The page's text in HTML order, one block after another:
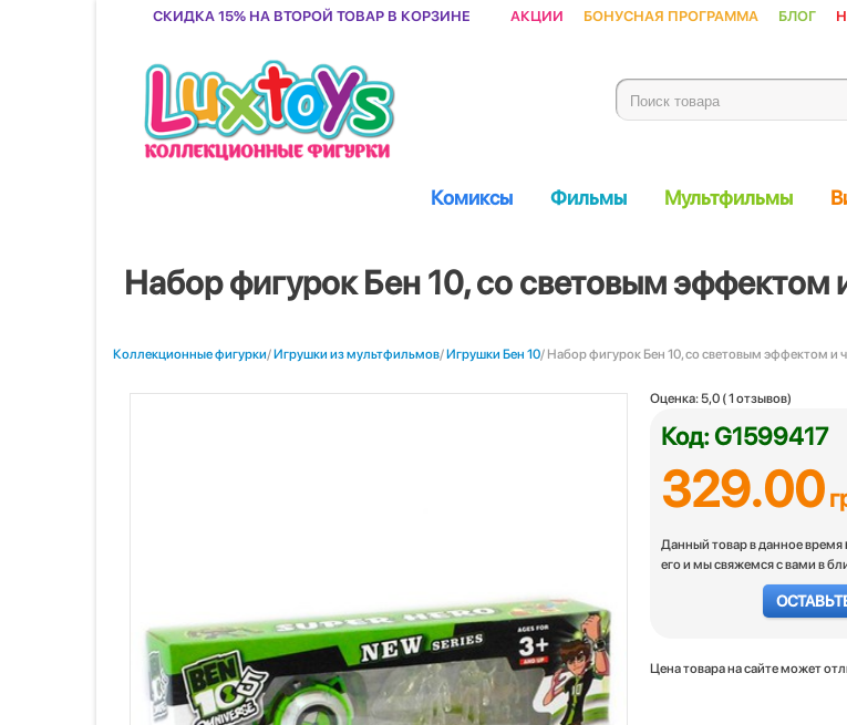
Скидка 15% на второй товар в корзине Акции Бонусная программа Блог
Комиксы Фильмы Мультфильмы
Набор фигурок Бен 10, со световым эффектом
Коллекционные фигурки/Игрушки из мультфильмов/Игрушки Бен 10/ Набор фигурок Бен 10, со световым эффектом и
Оценка: 5,0 (1 отзывов)
Код: G1599417
329.00
Данный товар в данное время
его и мы свяжемся с вами в
Цена товара на сайте может